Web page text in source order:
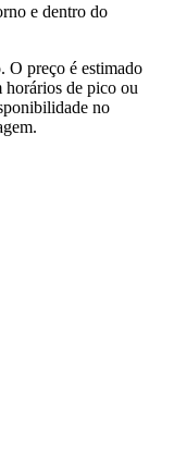
e dentro do
O preço é estimado
horários de pico ou
no